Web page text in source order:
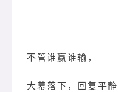
不管谁赢谁输，
大幕落下，回复平静